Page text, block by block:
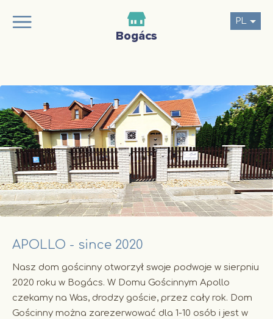
PL
APOLLO - since 2020
Nasz dom gościnny otworzył swoje podwoje w sierpniu
2020 roku w Bogács. W Domu Gościnnym Apollo
czekamy na Was, drodzy goście, przez cały rok. Dom
Gościnny można zarezerwować dla 1-10 osób i jest w